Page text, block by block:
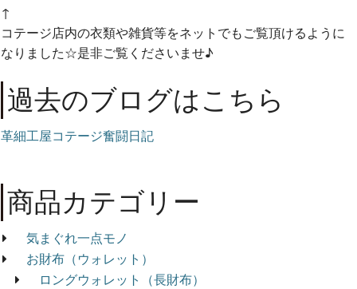
↑
コテージ店内の衣類や雑貨等をネットでもご覧頂けるように
なりました☆是非ご覧くださいませ♪
過去のブログはこちら
革細工屋コテージ奮闘日記
商品カテゴリー
気まぐれ一点モノ
お財布（ウォレット）
ロングウォレット（長財布）